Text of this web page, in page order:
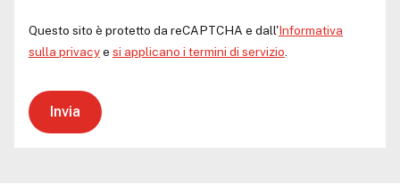
Questo sito è protetto da reCAPTCHA e dall'Informativa
sulla privacye si applicano i termini di servizio
Invia